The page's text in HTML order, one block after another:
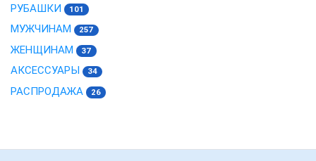
РУБАШКИ 101
МУЖЧИНАМ 257
ЖЕНЩИНАМ 37
АКСЕССУАРЫ 34
РАСПРОДАЖА 26